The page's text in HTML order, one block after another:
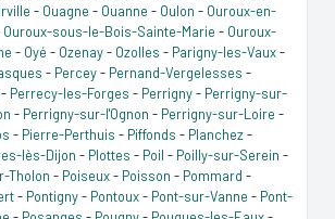
- Ouagne - Ouanne - Oulon - Ouroux-en-
Ouroux-sous-le-Bois-Sainte-Marie - Ouroux-
- Oyé - Ozenay- Ozolles - Parigny-les-Vaux-
- Percey- Pernand-Vergelesses -
- Perrecy-les-Forges - Perrigny- Perrigny-sur-
- Perrigny-sur-l'Ognon - Perrigny-sur-Loire -
- Pierre-Perthuis - Piffonds - Planchez-
lès-Dijon - Plottes - Poil - Poilly-sur-Serein -
Tholon - Poiseux- Poisson - Pommard -
- Pontigny- Pontoux- Pont-sur-Vanne - Pont-